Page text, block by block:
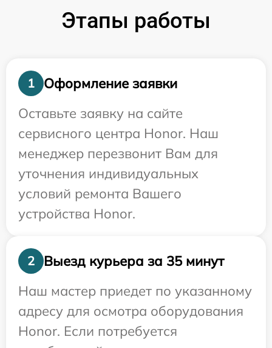
Этапы работы
1
Оформление заявки
Оставьте заявку на сайте
сервисного центра Honor. Наш
менеджер перезвонит Вам для
уточнения индивидуальных
условий ремонта Вашего
устройства Honor.
2
Выезд курьера за 35 минут
Наш мастер приедет по указанному
адресу для осмотра оборудования
Honor. Если потребуется